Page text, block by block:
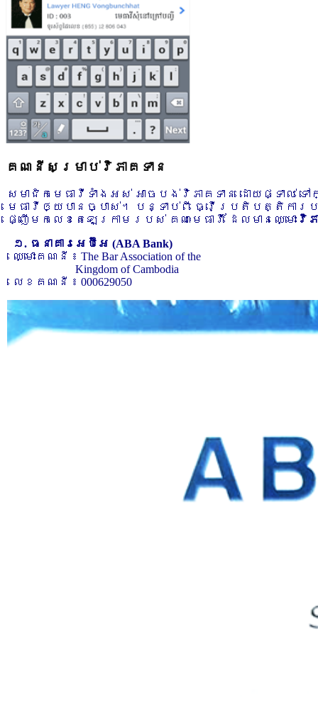
គណនីសម្រាប់វិភាគទាន
សមាជិកមេធាវីទាំងអស់ អាចបង់វិភាគទាន ដោយផ្ទាល់
មេធាវីឲ្យបានច្បាស់។ បន្ទាប់ពី ធ្វើប្រតិបត្តិកា
ផ្ញើមកលេខតេឡេក្រាមរបស់ គណៈមេធាវី ដែលមានឈ្មោះ វិភ
១. ធនាគារអេប៊ីអេ (ABA Bank)
ឈ្មោះគណនី ៖ The Bar Association of the
Kingdom of Cambodia
លេខគណនី ៖ 000629050